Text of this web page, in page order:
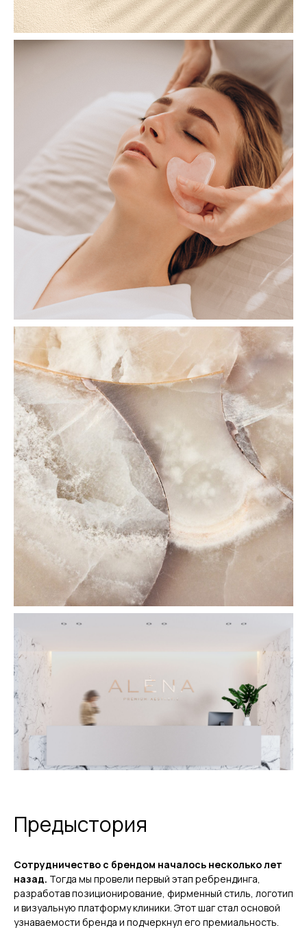
Предыстория
Сотрудничество с брендом началось несколько лет
назад. Тогда мы провели первый этап ребрендинга,
разработав позиционирование, фирменный стиль, логотип
и визуальную платформу клиники. Этот шаг стал основой
узнаваемости бренда и подчеркнул его премиальность.